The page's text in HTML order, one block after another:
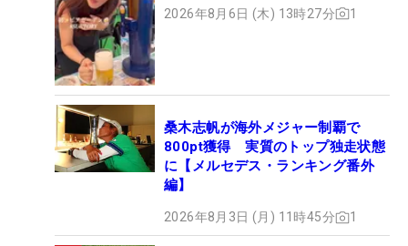
2026年8月6日 (木) 13時27分 1
桑木志帆が海外メジャー制覇で
800pt獲得 実質のトップ独走状態
に【メルセデス・ランキング番外
編】
2026年8月3日 (月) 11時45分 1